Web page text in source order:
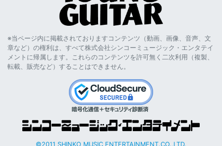
※当ページ内に掲載されておりますコンテンツ（動画、画像、音声、文
章など）の権利は、すべて株式会社シンコーミュージック・エンタテイ
メントに帰属します。これらのコンテンツを許可無く二次利用（複製、
転載、販売など）することはできません。
©2011 SHINKO MUSIC ENTERTAINMENT.CO.,LTD.